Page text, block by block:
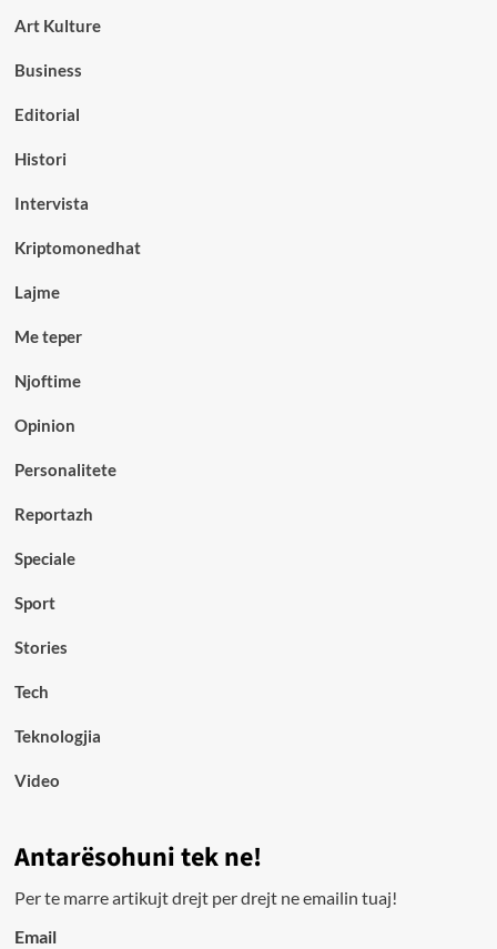
Art Kulture
Business
Editorial
Histori
Intervista
Kriptomonedhat
Lajme
Me teper
Njoftime
Opinion
Personalitete
Reportazh
Speciale
Sport
Stories
Tech
Teknologjia
Video
Antarësohuni tek ne!
Per te marre artikujt drejt per drejt ne emailin tuaj!
Email